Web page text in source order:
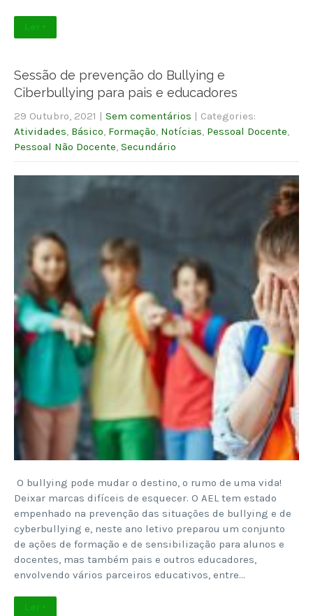
Ler +
Sessão de prevenção do Bullying e
Ciberbullying para pais e educadores
29 Outubro, 2021 | Sem comentários | Categories:
Atividades Básico Formação Notícias Pessoal Docente
Pessoal Não Docente Secundário
O bullying pode mudar o destino, o rumo de uma vida!
Deixar marcas difíceis de esquecer. O AEL tem estado
empenhado na prevenção das situações de bullying e de
cyberbullying e, neste ano letivo preparou um conjunto
de ações de formação e de sensibilização para alunos e
docentes, mas também pais e outros educadores,
envolvendo vários parceiros educativos, entre…
Ler +